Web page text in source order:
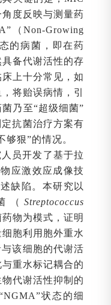
度反映与测量药
（Non-Growing
的病菌，即在药
备代谢活性的存
上十分常见，如
将贻误病情，引
乃至“超级细菌”
抗菌治疗方案有
狠”的情况。
员开发了基于拉
应激效应成像技
缺陷。本研究以
（Streptococcus
物为模式，证明
胞利用胞外重水
该细胞的代谢活
重水标记耦合的
代谢活性抑制的
状态的细